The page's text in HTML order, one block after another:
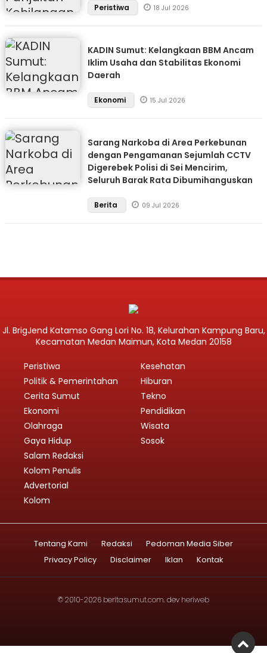
Peristiwa 18 Jul 2026
KADIN Sumut: Kelangkaan BBM Ancam
Iklim Usaha dan Stabilitas Ekonomi
Daerah
Ekonomi 15 Jul 2026
Sarang Narkoba di Area Perkebunan
dengan Pengamanan Sejumlah CCTV
Digerebek Polisi di Sei Mencirim,
Seluruh Barak Rata Dibumihanguskan
Berita 09 Jul 2026
Jl. BrigJend Katamso Gang Lori No. 18, Kelurahan Kampung Baru,
Kecamatan Medan Maimun, Kota Medan 20158
Peristiwa
Politik & Pemerintahan
Cerita Sumut
Ekonomi
Olahraga
Gaya Hidup
Kesehatan
Hiburan
Tekno
Pendidikan
Wisata
Sosok
Salam Redaksi
Kolom Penulis
Advertorial
Kolom
Tentang Kami Redaksi
Pedoman Media Siber
Privacy Policy
Disclaimer Iklan Kontak
© 2010-2026 beritasumut.com. dev heriweb